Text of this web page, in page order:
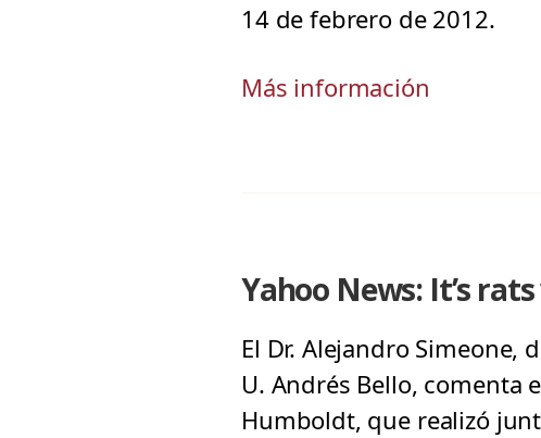
14 de febrero de 2012.
Más información
Yahoo News: It’s
El Dr. Alejandro Simeone,
U. Andrés Bello, comenta
Humboldt, que realizó